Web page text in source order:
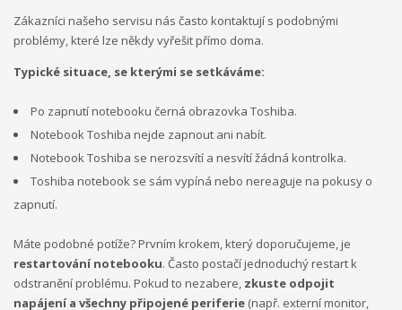
Zákazníci našeho servisu nás často kontaktují s podobnými
problémy, které lze někdy vyřešit přímo doma.
Typické situace, se kterými se setkáváme:
Po zapnutí notebooku černá obrazovka Toshiba.
Notebook Toshiba nejde zapnout ani nabít.
Notebook Toshiba se nerozsvítí a nesvítí žádná kontrolka.
Toshiba notebook se sám vypíná nebo nereaguje na pokusy o
zapnutí.
Máte podobné potíže? Prvním krokem, který doporučujeme, je
restartování notebooku. Často postačí jednoduchý restart k
odstranění problému. Pokud to nezabere, zkuste odpojit
napájení a všechny připojené periferie (např. externí monitor,